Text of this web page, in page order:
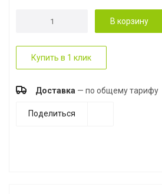
В корзину
Купить в 1 клик
Доставка — по общему тарифу
Поделиться